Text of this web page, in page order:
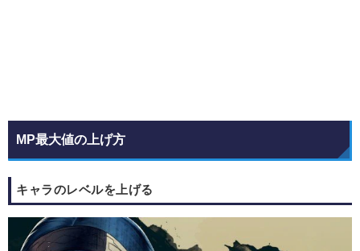
MP最大値の上げ方
キャラのレベルを上げる